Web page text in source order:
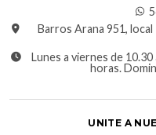
Barros Arana 951, local
Lunes a viernes de
horas.
UNITE A